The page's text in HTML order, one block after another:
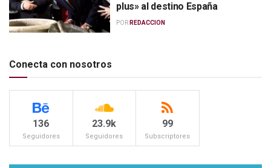
plus» al destino España
POR REDACCION
Conecta con nosotros
136
Seguidores
23.9k
Seguidores
99
Subscriptores